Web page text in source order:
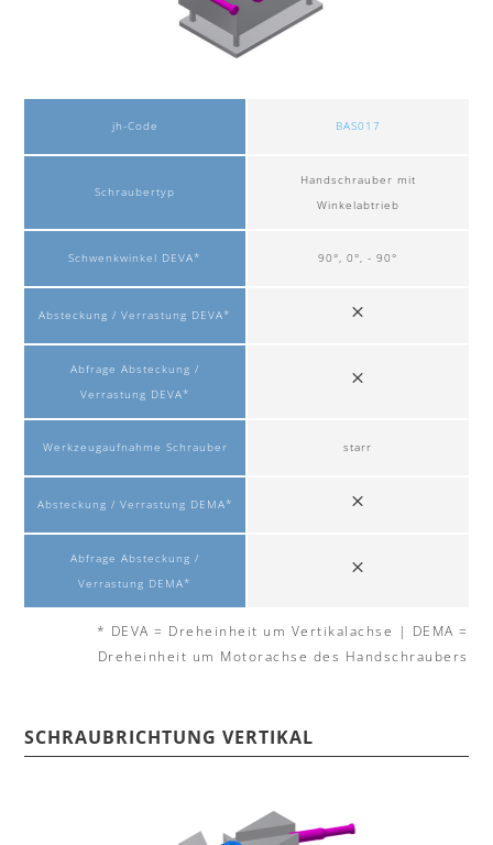
jh-Code
Schraubertyp
Schwenkwinkel DEVA*
Absteckung / Verrastung DEVA*
Abfrage Absteckung /
Verrastung DEVA*
Werkzeugaufnahme Schrauber
Absteckung / Verrastung DEMA*
Abfrage Absteckung /
Verrastung DEMA*
BAS017
Handschrauber mit
Winkelabtrieb
90°, 0°, - 90°
starr
* DEVA = Dreheinheit um Vertikalachse | DEMA =
Dreheinheit um Motorachse des Handschraubers
SCHRAUBRICHTUNG VERTIKAL